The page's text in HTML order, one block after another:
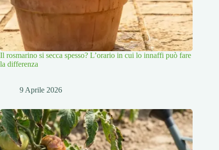
Il rosmarino si secca spesso? L’orario in cui lo innaffi può fare
la differenza
9 Aprile 2026